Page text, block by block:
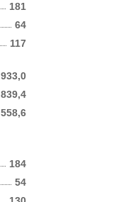
181
117
64
933,0
839,4
558,6
184
54